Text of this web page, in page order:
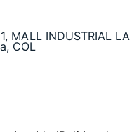
MALL INDUSTRIAL LA
COL